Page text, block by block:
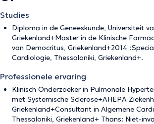
Studies
Diploma in de Geneeskunde, Universiteit
Griekenland+Master in de Klinische
van Democritus, Griekenland+2014
Cardiologie, Thessaloniki, Griekenland+.
Professionele ervaring
Klinisch Onderzoeker in Pulmonale
met Systemische Sclerose+AHEPA
Griekenland+Consultant in Algemene
Thessaloniki, Griekenland+ Thans: Niet-